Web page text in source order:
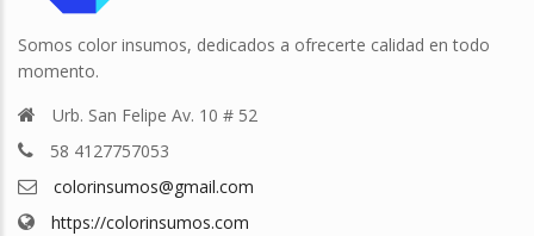
Somos color insumos, dedicados a ofrecerte calidad en todo
momento.
Urb. San Felipe Av. 10 # 52
58 4127757053
colorinsumos@gmail.com
https://colorinsumos.com